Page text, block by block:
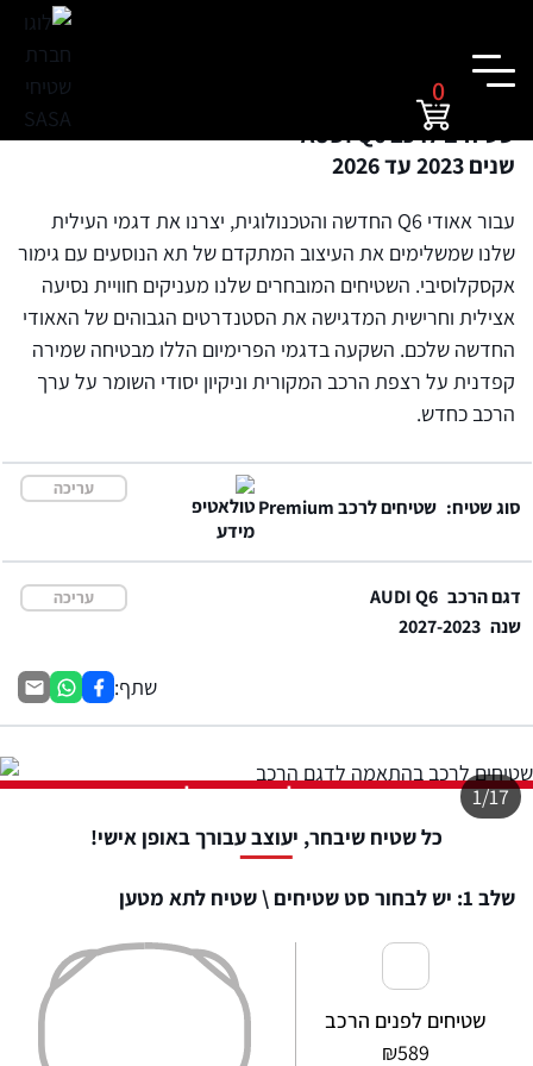
0
שטיחים לרכב AUDI Q6
שנים 2023 עד 2026
עבור אאודי Q6 החדשה והטכנולוגית, יצרנו את דגמי העילית
שלנו שמשלימים את העיצוב המתקדם של תא הנוסעים עם גימור
אקסקלוסיבי. השטיחים המובחרים שלנו מעניקים חוויית נסיעה
אצילית וחרישית המדגישה את הסטנדרטים הגבוהים של האאודי
החדשה שלכם. השקעה בדגמי הפרימיום הללו מבטיחה שמירה
קפדנית על רצפת הרכב המקורית וניקיון יסודי השומר על ערך
הרכב כחדש.
סוג שטיח: שטיחים לרכב Premium
עריכה
דגם הרכב AUDI Q6
שנה 2027-2023
עריכה
שתף:
1/17 התמונה להמחשה בלבד
כל שטיח שיבחר, יעוצב עבורך באופן אישי!
שלב 1: יש לבחור סט שטיחים \ שטיח לתא מטען
שטיחים לפנים הרכב
₪589